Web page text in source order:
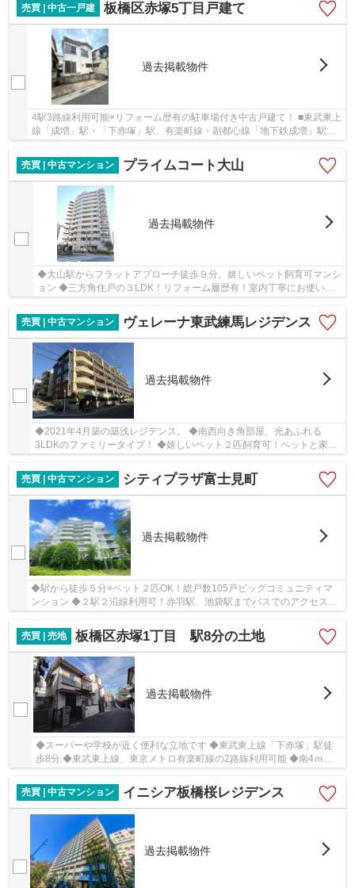
売買 | 中古一戸建
板橋区赤塚5丁目戸建て
過去掲載物件
4駅3路線利用可能×リフォーム歴有の駐車場付き中古戸建て！ ■東武東上
線「成増」駅・「下赤塚」駅、有楽町線・副都心線「地下鉄成増」駅・
売買 | 中古マンション
プライムコート大山
過去掲載物件
◆大山駅からフラットアプローチ徒歩９分。嬉しいペット飼育可マンシ
ョン ◆三方角住戸の３LDK！リフォーム履歴有！室内丁寧にお使いで
売買 | 中古マンション
ヴェレーナ東武練馬レジデンス
過去掲載物件
◆2021年4月築の築浅レジデンス。 ◆南西向き角部屋、光あふれる
3LDKのファミリータイプ！ ◆嬉しいペット２匹飼育可！ペットと家族
売買 | 中古マンション
シティプラザ富士見町
過去掲載物件
◆駅から徒歩５分×ペット２匹OK！総戸数105戸ビッグコミュニティマ
ンション ◆２駅２沿線利用可！赤羽駅、池袋駅までバスでのアクセス可
能！交通の利便性がとても良い好立地！ ◆３階部分...
売買 | 売地
板橋区赤塚1丁目 駅8分の土地
過去掲載物件
◆スーパーや学校が近く便利な立地です ◆東武東上線「下赤塚」駅徒
歩8分 ◆東武東上線、東京メトロ有楽町線の2路線利用可能 ◆南4ｍ道
路に面し採光良好
売買 | 中古マンション
イニシア板橋桜レジデンス
過去掲載物件